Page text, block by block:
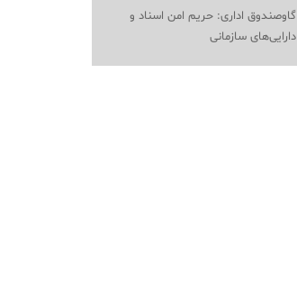
گاوصندوق اداری: حریم امن اسناد و
دارایی‌های سازمانی